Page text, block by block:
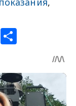
Telegram